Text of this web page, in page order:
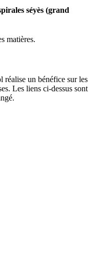
séyès (grand
matières.
réalise un bénéfice sur les
Les liens ci-dessus sont